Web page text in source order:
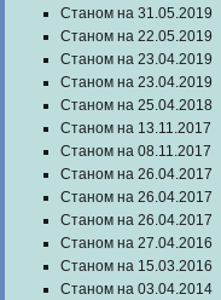
Станом на 31.05.2019
Станом на 22.05.2019
Станом на 23.04.2019
Станом на 23.04.2019
Станом на 25.04.2018
Станом на 13.11.2017
Станом на 08.11.2017
Станом на 26.04.2017
Станом на 26.04.2017
Станом на 26.04.2017
Станом на 27.04.2016
Станом на 15.03.2016
Станом на 03.04.2014